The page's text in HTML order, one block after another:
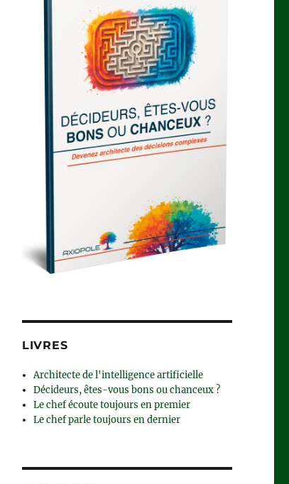
LIVRES
Architecte de l'intelligence artificielle
Décideurs, êtes-vous bons ou chanceux ?
Le chef écoute toujours en premier
Le chef parle toujours en dernier